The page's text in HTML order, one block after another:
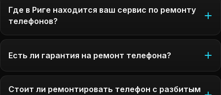
Где в Риге находится ваш сервис по ремонту
телефонов?
Есть ли гарантия на ремонт телефона?
Стоит ли ремонтировать телефон с разбитым